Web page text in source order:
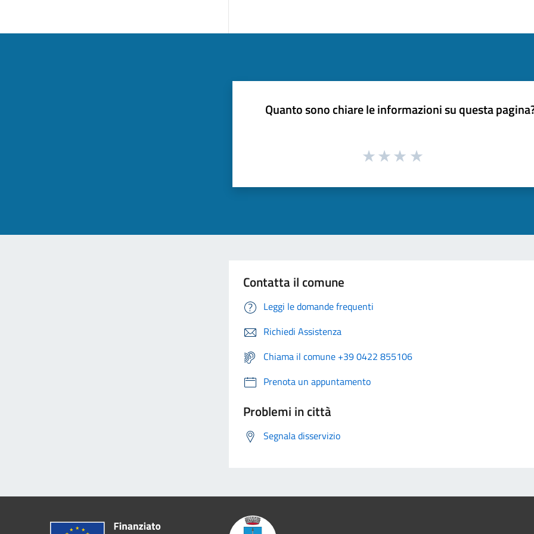
Quanto sono chiare le informazioni su questa
Contatta il comune
Leggi le domande frequenti
Richiedi Assistenza
Chiama il comune +39 0422 855106
Prenota un appuntamento
Problemi in città
Segnala disservizio